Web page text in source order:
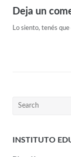
Deja un
Lo siento, tenés
INSTITUTO